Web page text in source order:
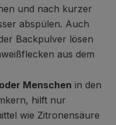
und nach kurzer
abspülen. Auch
Backpulver lösen
aus dem
Menschen in den
hilft nur
wie Zitronensäure